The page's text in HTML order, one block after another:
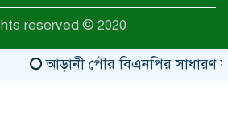
৭ মাসে ১৯ জনের অপমৃত্যু,
আত্মহত্যা
reserved © 2020
আড়ানী পৌর বিএনপির সাধারণ